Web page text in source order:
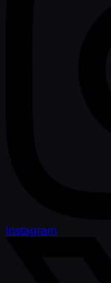
Instagram